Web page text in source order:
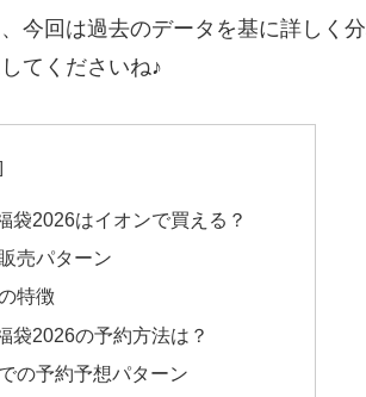
今回は過去のデータを基に詳しく
てくださいね♪
袋2026はイオンで買える？
売パターン
特徴
袋2026の予約方法は？
の予約予想パターン